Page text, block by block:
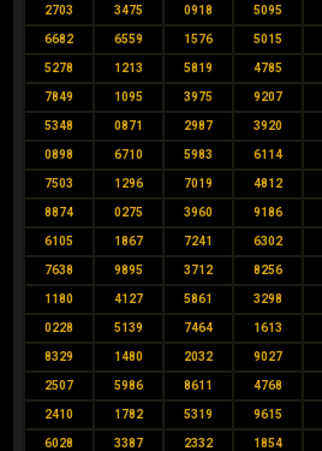
2703 3475 0918 5095
6682 6559 1576 5015
5278 1213 5819 4785
7849 1095 3975 9207
5348 0871 2987 3920
0898 6710 5983 6114
7503 1296 7019 4812
8874 0275 3960 9186
6105 1867 7241 6302
7638 9895 3712 8256
1180 4127 5861 3298
0228 5139 7464 1613
8329 1480 2032 9027
2507 5986 8611 4768
2410 1782 5319 9615
6028 3387 2332 1854